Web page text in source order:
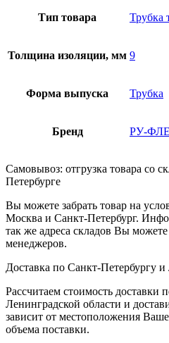
Тип товара Трубка
Толщина изоляции, мм 9
Форма выпуска Трубка
Бренд РУ-
Самовывоз: отгрузка товара со
Петербурге
Вы можете забрать товар на
Москва и Санкт-Петербург.
так же адреса складов Вы
менеджеров.
Доставка по Санкт-Петербургу
Рассчитаем стоимость доставки
Ленинградской области и
зависит от местоположения
объема поставки.